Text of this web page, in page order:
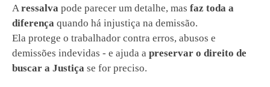
Aressalva pode parecer um detalhe, mas faz toda a
diferença quando há injustiça na demissão.
Ela protege o trabalhador contra erros, abusos e
demissões indevidas - e ajuda a preservar o direito de
buscar a Justiça se for preciso.